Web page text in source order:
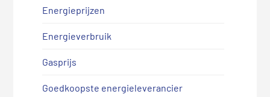
Energieprijzen
Energieverbruik
Gasprijs
Goedkoopste energieleverancier